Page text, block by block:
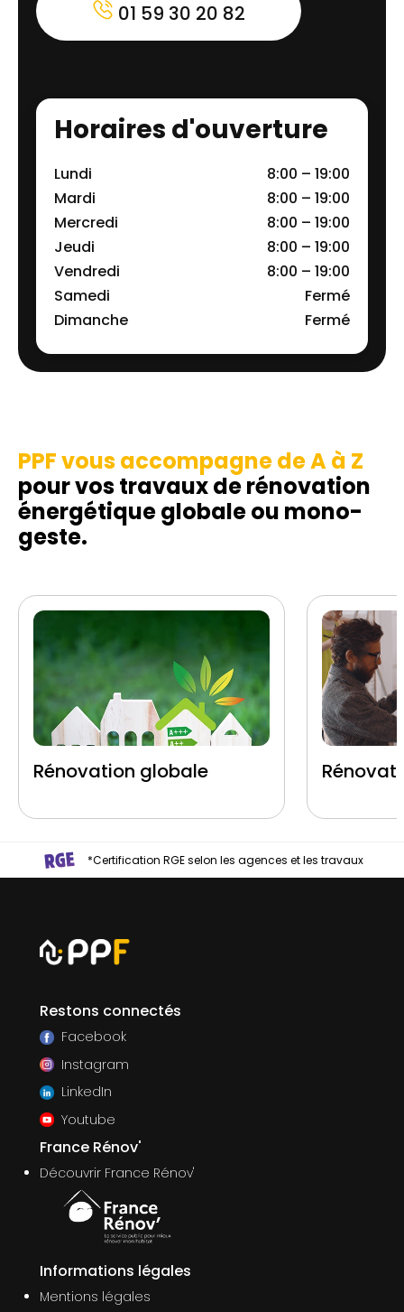
01 59 30 20 82
Horaires d'ouverture
Lundi
8:00 – 19:00
Mardi
8:00 – 19:00
Mercredi
8:00 – 19:00
Jeudi
8:00 – 19:00
Vendredi
8:00 – 19:00
Samedi
Fermé
Dimanche
Fermé
PPF vous accompagne de A à Z
pour vos travaux de rénovation
énergétique globale ou mono-
geste.
Rénovation globale
*Certification RGE selon les agences et les travaux
Restons connectés
Facebook
Instagram
LinkedIn
Youtube
France Rénov'
Découvrir France Rénov'
Informations légales
Mentions légales